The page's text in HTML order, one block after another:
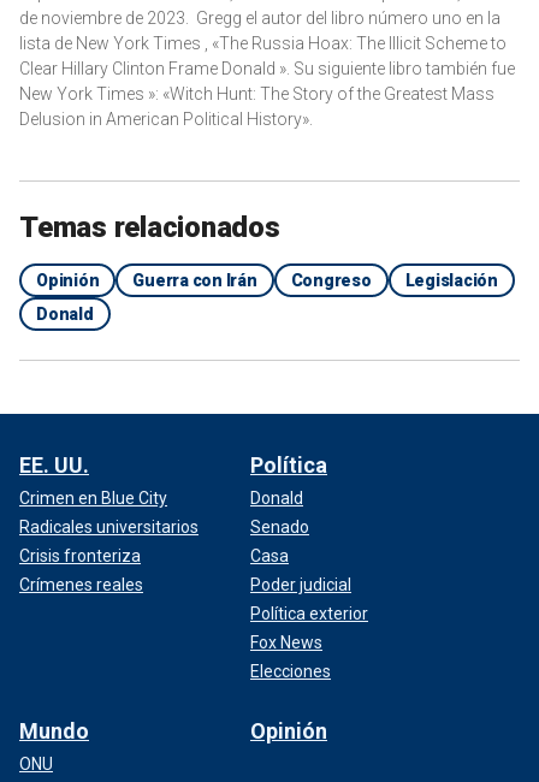
de noviembre de 2023. Gregg el autor del libro número uno en la
lista de New York Times , «The Russia Hoax: The Illicit Scheme to
Clear Hillary Clinton Frame Donald ». Su siguiente libro también fue
New York Times »: «Witch Hunt: The Story of the Greatest Mass
Delusion in American Political History».
Temas relacionados
Opinión Guerra con Irán Congreso
Legislación
Donald
EE. UU.
Crimen en Blue City
Radicales universitarios
Crisis fronteriza
Crímenes reales
Política
Donald
Senado
Casa
Poder judicial
Política exterior
Fox News
Elecciones
Mundo
ONU
Opinión